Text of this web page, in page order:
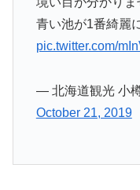
青い池が1番綺麗
pic.twitter.com/
— 北海道観光 小
October 21, 2019